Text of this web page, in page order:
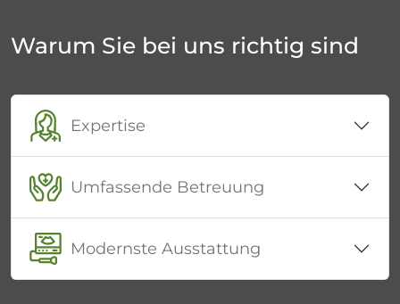
Warum Sie bei uns richtig sind
Expertise
Umfassende Betreuung
Modernste Ausstattung